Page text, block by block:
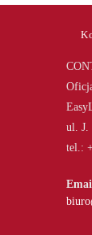
ul. J.
tel.: